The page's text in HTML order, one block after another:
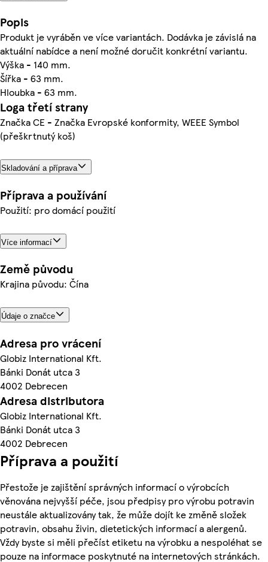
Popis
Produkt je vyráběn ve více variantách. Dodávka je závislá na
aktuální nabídce a není možné doručit konkrétní variantu.
Výška - 140 mm.
Šířka - 63 mm.
Hloubka - 63 mm.
Loga třetí strany
Značka CE - Značka Evropské konformity, WEEE Symbol
(přeškrtnutý koš)
Skladování a příprava
Příprava a používání
Použití: pro domácí použití
Více informací
Země původu
Krajina původu: Čína
Údaje o značce
Adresa pro vrácení
Globiz International Kft.
Bánki Donát utca 3
4002 Debrecen
Adresa distributora
Globiz International Kft.
Bánki Donát utca 3
4002 Debrecen
Příprava a použití
Přestože je zajištění správných informací o výrobcích
věnována nejvyšší péče, jsou předpisy pro výrobu potravin
neustále aktualizovány tak, že může dojít ke změně složek
potravin, obsahu živin, dietetických informací a alergenů.
Vždy byste si měli přečíst etiketu na výrobku a nespoléhat se
pouze na informace poskytnuté na internetových stránkách.